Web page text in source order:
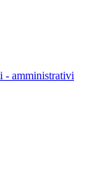
- amministrativi